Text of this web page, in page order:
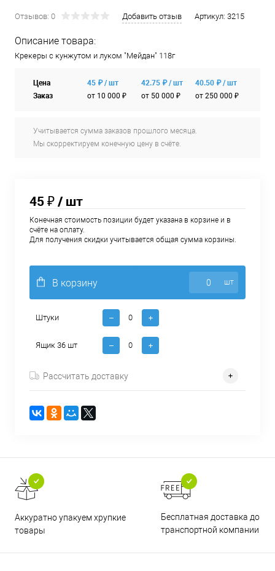
Отзывов: 0 Добавить отзыв Артикул: 3215
Описание товара:
Крекеры с кунжутом и луком "Мейдан" 118г
Цена
Заказ
45 ₽ / шт
от 10 000 ₽
42.75 ₽ / шт
от 50 000 ₽
40.50 ₽ / шт
от 250 000 ₽
Учитывается сумма заказов прошлого месяца.
Мы скорректируем конечную цену в счёте.
45 ₽/ шт
Конечная стоимость позиции будет указана в корзине и в
счёте на оплату.
Для получения скидки учитывается общая сумма корзины.
В корзину шт
Штуки
Ящик 36 шт
Рассчитать доставку
Аккуратно упакуем хрупкие
товары
Бесплатная доставка до
транспортной компании